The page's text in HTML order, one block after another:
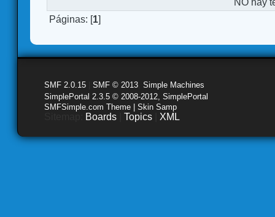
NO hay
Páginas: [1]
SMF 2.0.15 SMF © 2013 Simple Machines
SimplePortal 2.3.5 © 2008-2012, SimplePortal
SMFSimple.com Theme | Skin Samp
Boards Topics XML